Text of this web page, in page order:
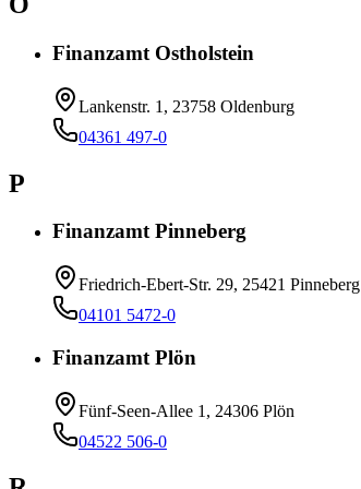
Finanzamt Ostholstein
Lankenstr. 1, 23758 Oldenburg
04361 497-0
P
Finanzamt Pinneberg
Friedrich-Ebert-Str. 29, 25421 Pinneberg
04101 5472-0
Finanzamt Plön
Fünf-Seen-Allee 1, 24306 Plön
04522 506-0